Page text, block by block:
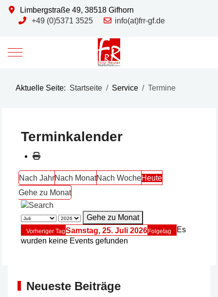
Limbergstraße 49, 38518 Gifhorn
+49 (0)5371 3525
info(at)frr-gf.de
Mobile Menu Toggle
Aktuelle Seite: Startseite Service Termine
Terminkalender
Nach JahrNach MonatNach WocheHeute
Gehe zu Monat
Gehe zu Monat
Vorheriger TagSamstag, 25. Juli 2026Folgetag
Es
wurden keine Events gefunden
Neueste Beiträge